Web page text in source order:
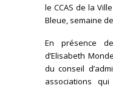
le CCAS de la
Bleue, semaine
En présence
d’Elisabeth
du conseil
associations